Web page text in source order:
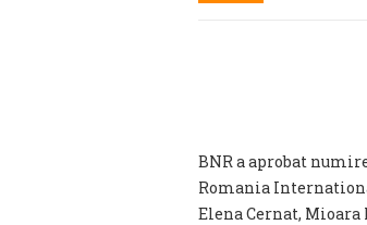
BNR a aprobat
Romania
Elena Cernat, Mioara